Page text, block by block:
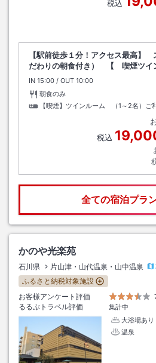
税込
【駅前徒歩１分！アクセス最高】
だわりの朝食付き） 【 喫煙ツイ
IN チェックイン
15:00 / OUT チェックアウト
10:00
朝食のみ
【喫煙】ツインルーム （1～2名）ご
税込
全ての宿泊プラ
かのや光楽苑
石川県 片山津・山代温泉・山中温泉
ふるさと納税対象施設
お客様アンケート評価
るるぶトラベル評価
集計中
大浴場あり
温泉